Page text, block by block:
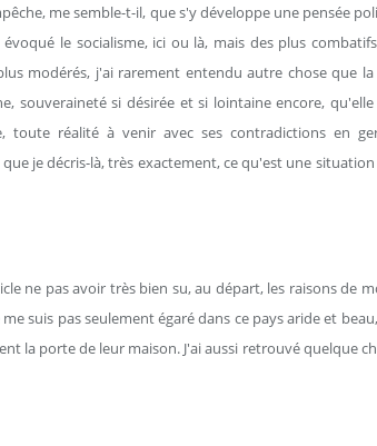
me semble-t-il, que s'y développe une pensée
le socialisme, ici ou là, mais des plus
modérés, j'ai rarement entendu autre chose que la
souveraineté si désirée et si lointaine encore,
toute réalité à venir avec ses contradictions en
je décris-là, très exactement, ce qu'est une situation
ne pas avoir très bien su, au départ, les raisons de
suis pas seulement égaré dans ce pays aride et
la porte de leur maison. J'ai aussi retrouvé quelque